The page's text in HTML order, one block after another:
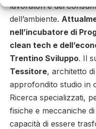
lavoratori e dei
dell’ambiente.
nell’incubatore di
clean tech e
Trentino Sviluppo. Il
Tessitore, architetto
approfondito studio in
Ricerca specializzati,
fisiche e meccaniche
capacità di essere